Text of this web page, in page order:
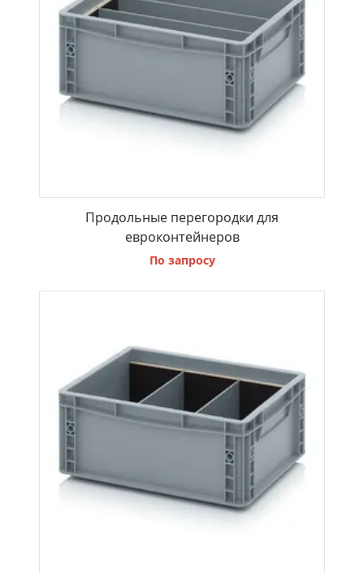
Продольные перегородки для
евроконтейнеров
По запросу